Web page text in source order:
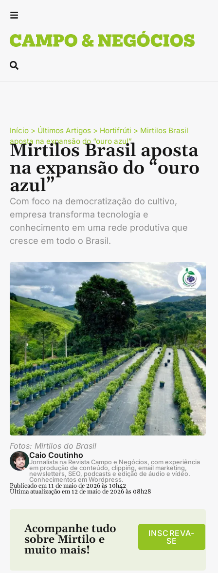
Início > Últimos Artigos > Hortifrúti > Mirtilos Brasil
aposta na expansão do “ouro azul”
Mirtilos Brasil aposta
na expansão do “ouro
azul”
Com foco na democratização do cultivo,
empresa transforma tecnologia e
conhecimento em uma rede produtiva que
cresce em todo o Brasil.
Fotos: Mirtilos do Brasil
Caio Coutinho
Jornalista na Revista Campo e Negócios, com experiência
em produção de conteúdo, clipping, email marketing,
newsletters, SEO, podcasts e edição de áudio e vídeo.
Conhecimentos em Wordpress.
Publicado em 11 de maio de 2026 às 10h42
Última atualização em 12 de maio de 2026 às 08h28
Acompanhe tudo
sobre Mirtilo e
muito mais!
INSCREVA-
SE